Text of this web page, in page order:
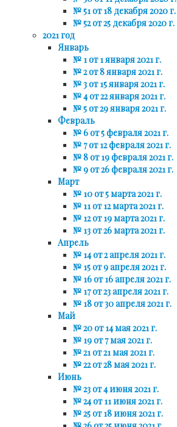
№ 51 от 18 декабря 2020 г.
№ 52 от 25 декабря 2020 г.
2021 год
Январь
№ 1 от 1 января 2021 г.
№ 2 от 8 января 2021 г.
№ 3 от 15 января 2021 г.
№ 4 от 22 января 2021 г.
№ 5 от 29 января 2021 г.
Февраль
№ 6 от 5 февраля 2021 г.
№ 7 от 12 февраля 2021 г.
№ 8 от 19 февраля 2021 г.
№ 9 от 26 февраля 2021 г.
Март
№ 10 от 5 марта 2021 г.
№ 11 от 12 марта 2021 г.
№ 12 от 19 марта 2021 г.
№ 13 от 26 марта 2021 г.
Апрель
№ 14 от 2 апреля 2021 г.
№ 15 от 9 апреля 2021 г.
№ 16 от 16 апреля 2021 г.
№ 17 от 23 апреля 2021 г.
№ 18 от 30 апреля 2021 г.
Май
№ 20 от 14 мая 2021 г.
№ 19 от 7 мая 2021 г.
№ 21 от 21 мая 2021 г.
№ 22 от 28 мая 2021 г.
Июнь
№ 23 от 4 июня 2021 г.
№ 24 от 11 июня 2021 г.
№ 25 от 18 июня 2021 г.